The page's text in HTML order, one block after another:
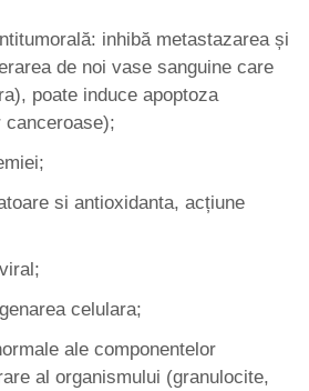
inhibă metastazarea și
de noi vase sanguine care
poate induce apoptoza
canceroase);
si antioxidanta, acțiune
celulara;
ale componentelor
al organismului (granulocite,